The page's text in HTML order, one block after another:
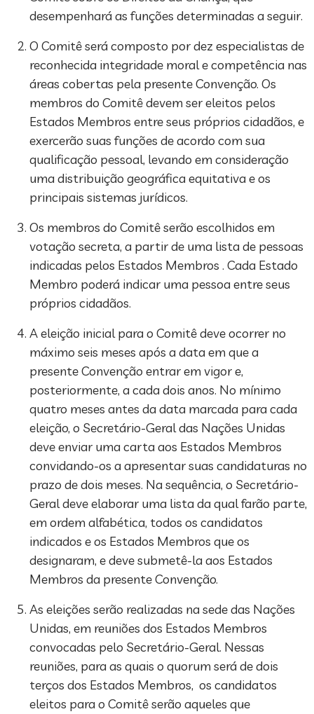
desempenhará as funções determinadas a seguir.
O Comitê será composto por dez especialistas de
reconhecida integridade moral e competência nas
áreas cobertas pela presente Convenção. Os
membros do Comitê devem ser eleitos pelos
Estados Membros entre seus próprios cidadãos, e
exercerão suas funções de acordo com sua
qualificação pessoal, levando em consideração
uma distribuição geográfica equitativa e os
principais sistemas jurídicos.
Os membros do Comitê serão escolhidos em
votação secreta, a partir de uma lista de pessoas
indicadas pelos Estados Membros . Cada Estado
Membro poderá indicar uma pessoa entre seus
próprios cidadãos.
A eleição inicial para o Comitê deve ocorrer no
máximo seis meses após a data em que a
presente Convenção entrar em vigor e,
posteriormente, a cada dois anos. No mínimo
quatro meses antes da data marcada para cada
eleição, o Secretário-Geral das Nações Unidas
deve enviar uma carta aos Estados Membros
convidando-os a apresentar suas candidaturas no
prazo de dois meses. Na sequência, o Secretário-
Geral deve elaborar uma lista da qual farão parte,
em ordem alfabética, todos os candidatos
indicados e os Estados Membros que os
designaram, e deve submetê-la aos Estados
Membros da presente Convenção.
As eleições serão realizadas na sede das Nações
Unidas, em reuniões dos Estados Membros
convocadas pelo Secretário-Geral. Nessas
reuniões, para as quais o quorum será de dois
terços dos Estados Membros, os candidatos
eleitos para o Comitê serão aqueles que